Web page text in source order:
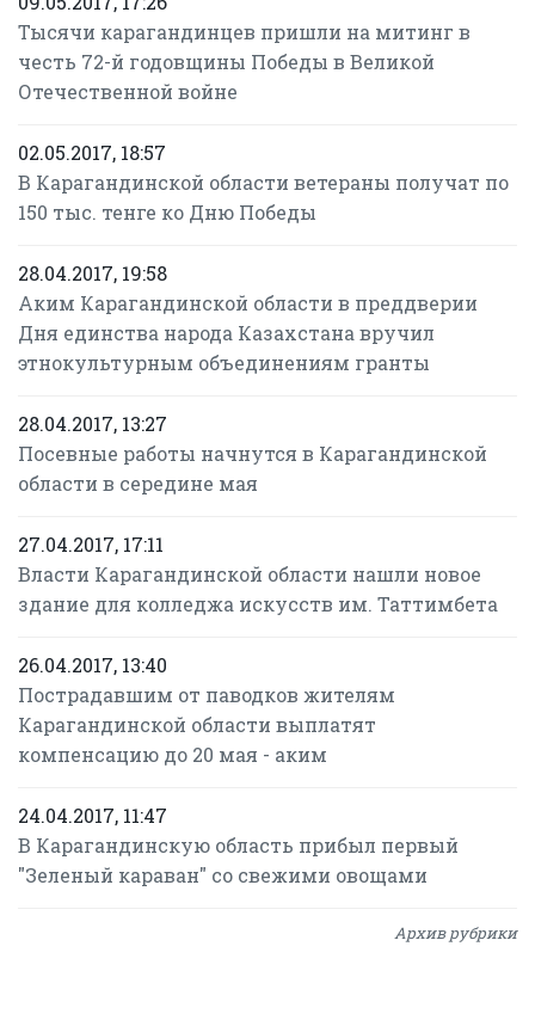
Тысячи карагандинцев пришли на митинг в
честь 72-й годовщины Победы в Великой
Отечественной войне
02.05.2017, 18:57
В Карагандинской области ветераны получат по
150 тыс. тенге ко Дню Победы
28.04.2017, 19:58
Аким Карагандинской области в преддверии
Дня единства народа Казахстана вручил
этнокультурным объединениям гранты
28.04.2017, 13:27
Посевные работы начнутся в Карагандинской
области в середине мая
27.04.2017, 17:11
Власти Карагандинской области нашли новое
здание для колледжа искусств им. Таттимбета
26.04.2017, 13:40
Пострадавшим от паводков жителям
Карагандинской области выплатят
компенсацию до 20 мая - аким
24.04.2017, 11:47
В Карагандинскую область прибыл первый
"Зеленый караван" со свежими овощами
Архив рубрики